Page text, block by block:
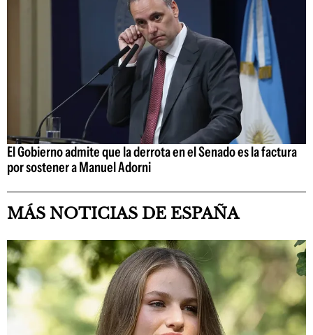
El Gobierno admite que la derrota en el Senado es la factura
por sostener a Manuel Adorni
MÁS NOTICIAS DE ESPAÑA